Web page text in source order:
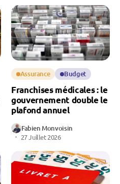
Assurance Budget
Franchises médicales : le
gouvernement double le
plafond annuel
Fabien Monvoisin
27 Juillet 2026